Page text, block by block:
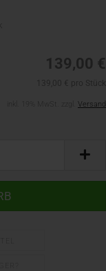
139,00 €
Versand